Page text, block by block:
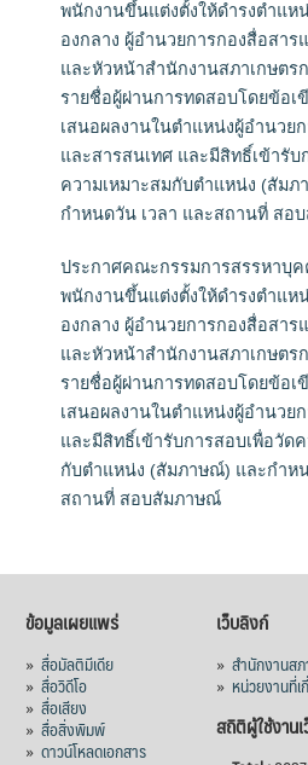
พนักงานขึ้นแต่งตั้งให้ดำรงตำแห
องกลาง ผู้อำนวยการกองสื่อสาร
และหัวหน้าสำนักงานสภาเกษตรก
รายชื่อผู้ผ่านการทดสอบโดยข้อเ
เสนอผลงานในตำแหน่งผู้อำนวย
และสารสนเทศ และมีสิทธิ์เข้ารับ
ความเหมาะสมกับตำแหน่ง (สัมภ
กำหนดวัน เวลา และสถานที่ สอ
ประกาศคณะกรรมการสรรหาบุค
พนักงานขึ้นแต่งตั้งให้ดำรงตำแห
องกลาง ผู้อำนวยการกองสื่อสาร
และหัวหน้าสำนักงานสภาเกษตรก
รายชื่อผู้ผ่านการทดสอบโดยข้อเ
เสนอผลงานในตำแหน่งผู้อำนวย
และมีสิทธิ์เข้ารับการสอบเพื่อวัด
กับตำแหน่ง (สัมภาษณ์) และกำห
สถานที่ สอบสัมภาษณ์
ข้อมูลเผยแพร่
» สื่อมัลติมีเดีย
» สื่อวิดีโอ
» สื่อเสียง
» สื่อสิ่งพิมพ์
» ดาวน์โหลดเอกสาร
เว็บลิงก์
» สำนักงานส
» หน่วยงานที่
สถิติผู้ใช้งาน